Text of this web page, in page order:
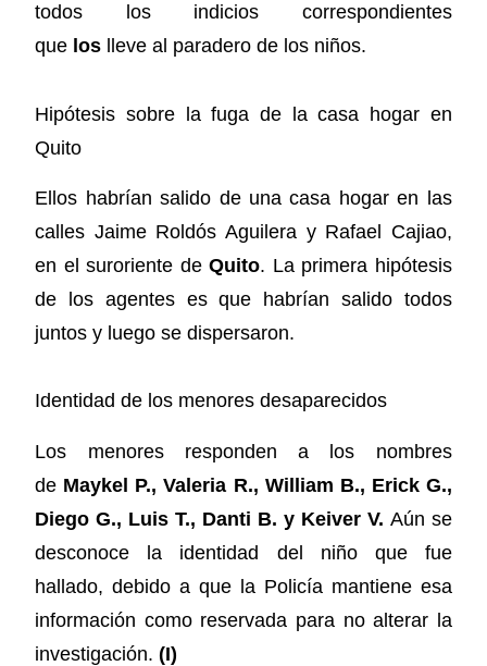
todos los indicios correspondientes
que los lleve al paradero de los niños.
Hipótesis sobre la fuga de la casa hogar en
Quito
Ellos habrían salido de una casa hogar en las
calles Jaime Roldós Aguilera y Rafael Cajiao,
en el suroriente deQuito. La primera hipótesis
de los agentes es que habrían salido todos
juntos y luego se dispersaron.
Identidad de los menores desaparecidos
Los menores responden a los nombres
de Maykel P., Valeria R., William B., Erick G.,
Diego G., Luis T., Danti B. y Keiver V. Aún se
desconoce la identidad del niño que fue
hallado, debido a que la Policía mantiene esa
información como reservada para no alterar la
investigación.(I)